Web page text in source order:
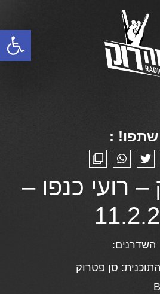
פתח סרגל נגישות
שתפו! :
רועי כנפו –
השדרנים:
סן פטרוק